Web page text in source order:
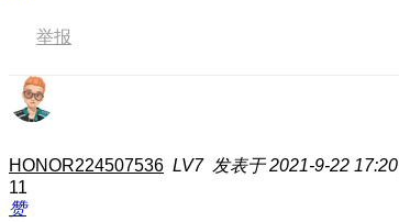
举报
HONOR224507536 LV7 发表于 2021-9-22 17:20
11
赞